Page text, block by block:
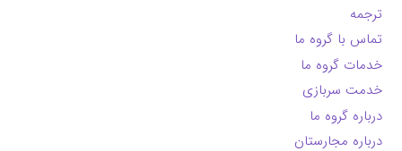
ترجمه
تماس با گروه ما
خدمات گروه ما
خدمت سربازی
درباره گروه ما
درباره مجارستان